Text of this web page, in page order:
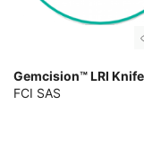
Gemcision™ LRI Knife
FCI SAS